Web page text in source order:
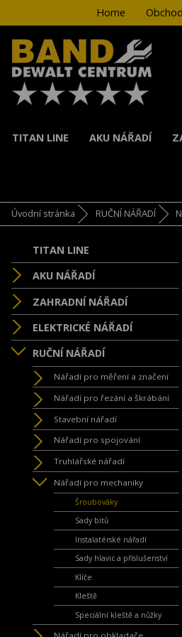
Home
TITAN LINE AKU NÁŘADÍ
Úvodní stránka RUČNÍ NÁŘADÍ
TITAN LINE
AKU NÁŘADÍ
ZAHRADNÍ NÁŘADÍ
ELEKTRICKÉ NÁŘADÍ
RUČNÍ NÁŘADÍ
Nářadí pro měření a značení
Nářadí pro řezání a škrábání
Stavební nářadí
Nářadí pro spojování
Truhlářské nářadí
Nářadí pro mechaniky
Šroubováky
Sady bitů
Instalatérské nářadí
Sady hlavic a příslušenství
Klíče
Kleště
Speciální kleště a nůžky